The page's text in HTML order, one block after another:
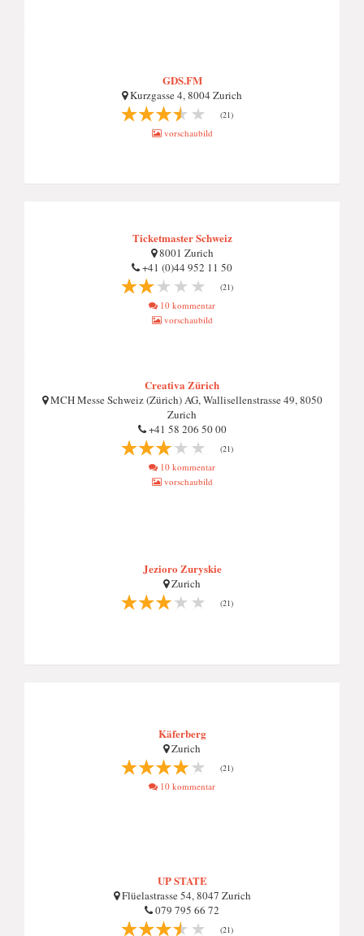
GDS.FM
Kurzgasse 4, 8004 Zurich
(21)
vorschaubild
Ticketmaster Schweiz
8001 Zurich
+41 (0)44 952 11 50
(21)
10 kommentar
vorschaubild
Creativa Zürich
MCH Messe Schweiz (Zürich) AG, Wallisellenstrasse 49, 8050
Zurich
+41 58 206 50 00
(21)
10 kommentar
vorschaubild
Jezioro Zuryskie
Zurich
(21)
Käferberg
Zurich
(21)
10 kommentar
UP STATE
Flüelastrasse 54, 8047 Zurich
079 795 66 72
(21)